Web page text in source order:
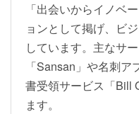
「出会いからイノベ
ョンとして掲げ、ビ
しています。主なサ
「Sansan」や名刺
書受領サービス「Bill
ます。